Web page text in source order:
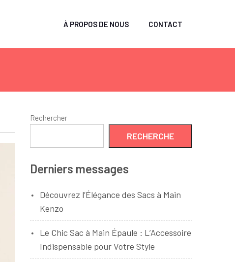
À PROPOS DE NOUS CONTACT
Rechercher
RECHERCHE
Derniers messages
Découvrez l’Élégance des Sacs à Main
Kenzo
Le Chic Sac à Main Épaule : L’Accessoire
Indispensable pour Votre Style